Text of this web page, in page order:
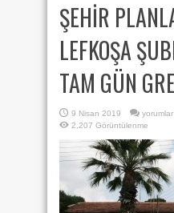
ŞEHİR
LEFKOŞA
TAM GÜN
9 Nisan 2019
ŞEHİR
DAİRESİ
YARIN
TAM
GÜN
GREV
için
yorumlar
2,207 Görüntülenme